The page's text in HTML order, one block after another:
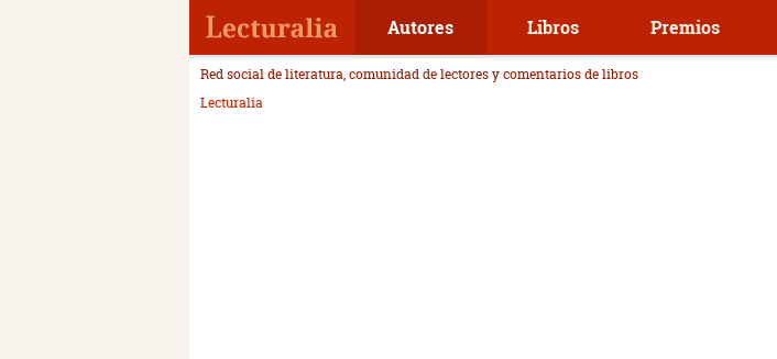
Autores Libros Premios
Red social de literatura, comunidad de lectores y comentarios de libros
Lecturalia